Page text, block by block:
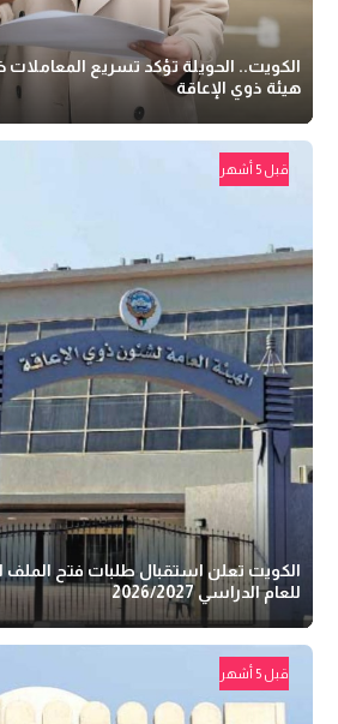
الكويت.. الحويلة تؤكد تسريع
هيئة ذوي الإعاقة
قبل 5 أشهر
الكويت تعلن استقبال طلبات فتح الملف
للعام الدراسي 2026/2027
قبل 5 أشهر